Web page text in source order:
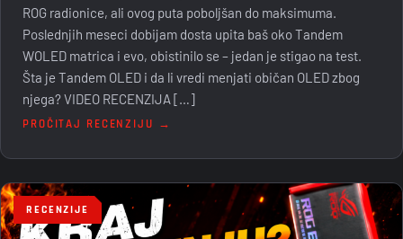
ROG radionice, ali ovog puta poboljšan do maksimuma.
Poslednjih meseci dobijam dosta upita baš oko Tandem
WOLED matrica i evo, obistinilo se – jedan je stigao na test.
Šta je Tandem OLED i da li vredi menjati običan OLED zbog
njega? VIDEO RECENZIJA […]
PROČITAJ RECENZIJU →
RECENZIJE